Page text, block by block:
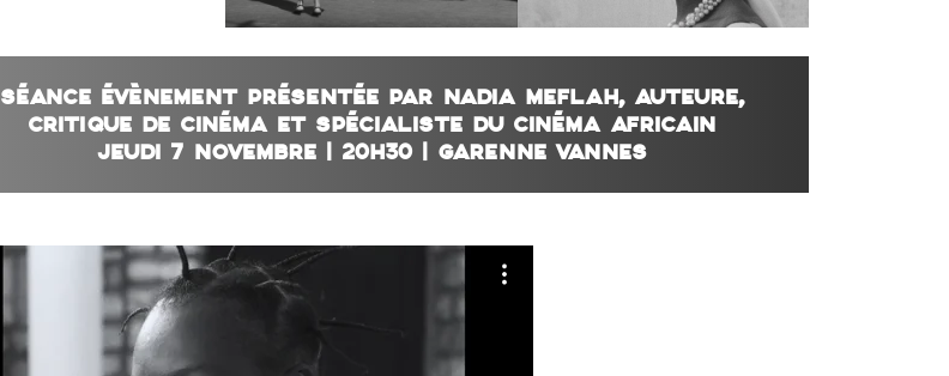
SÉANCE ÉVÈNEMENT PRÉSENTÉE PAR NADIA MEFLAH, AUTEURE,
CRITIQUE DE CINÉMA ET SPÉCIALISTE DU CINÉMA AFRICAIN
JEUDI 7 NOVEMBRE | 20H30 | GARENNE VANNES